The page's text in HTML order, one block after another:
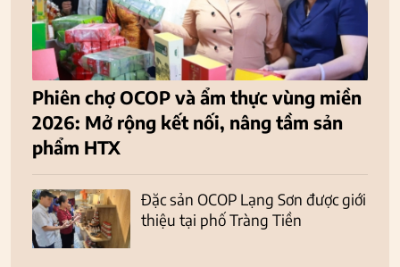
Phiên chợ OCOP và ẩm thực vùng miền
2026: Mở rộng kết nối, nâng tầm sản
phẩm HTX
Đặc sản OCOP Lạng Sơn được giới
thiệu tại phố Tràng Tiền